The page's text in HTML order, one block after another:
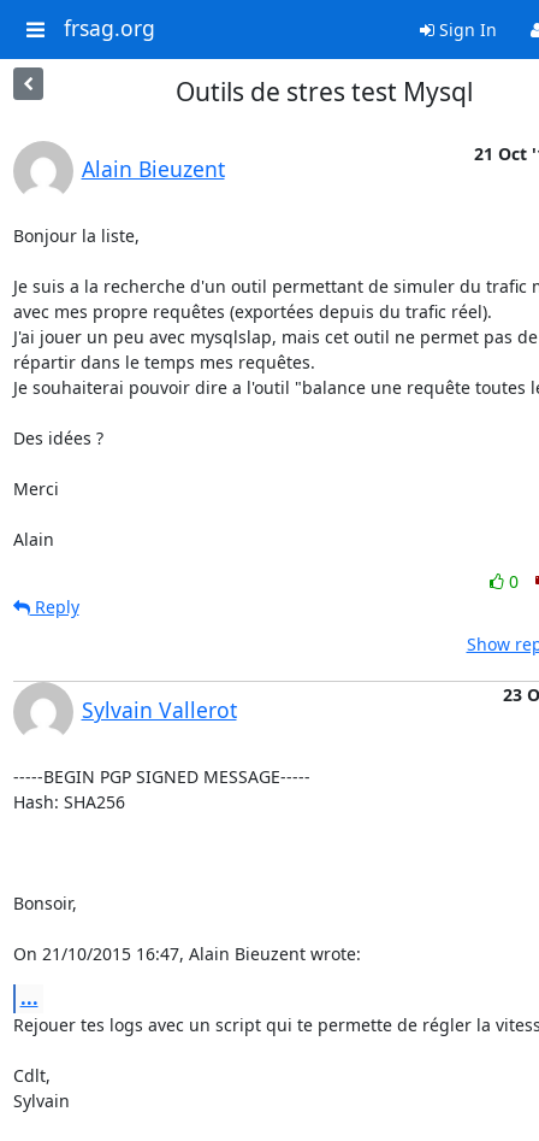
frsag.org Sign In
Outils de stres test Mysql
Alain Bieuzent
21 Oct
Bonjour la liste,
Je suis a la recherche d'un outil permettant de simuler du trafic
avec mes propre requêtes (exportées depuis du trafic réel).
J'ai jouer un peu avec mysqlslap, mais cet outil ne permet pas de
répartir dans le temps mes requêtes.
Je souhaiterai pouvoir dire a l'outil "balance une requête toutes
Des idées ?
Merci
Alain
0
Reply
Show
Sylvain Vallerot
23
-----BEGIN PGP SIGNED MESSAGE-----
Hash: SHA256
Bonsoir,
On 21/10/2015 16:47, Alain Bieuzent wrote:
...
Rejouer tes logs avec un script qui te permette de régler la
Cdlt,
Sylvain